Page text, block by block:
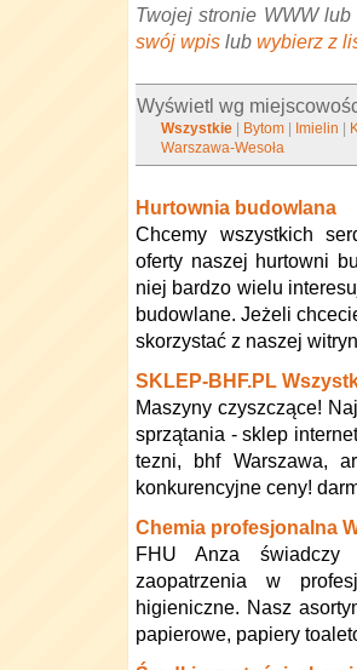
Twojej stronie WWW
swój wpis lub wybierz z
Wyświetl wg
Wszystkie Bytom Imielin
Warszawa-Wesoła
Hurtownia budowlana
Chcemy wszystkich
oferty naszej hurtowni
niej bardzo wielu
budowlane. Jeżeli
skorzystać z naszej
SKLEP-BHF.PL
Maszyny czyszczące!
sprzątania - sklep
tezni, bhf Warszawa,
konkurencyjne ceny!
Chemia profesjonalna
FHU Anza świadczy
zaopatrzenia w
higieniczne. Nasz
papierowe, papiery